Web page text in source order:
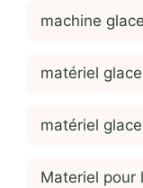
machine
matériel
matériel
Materiel pour